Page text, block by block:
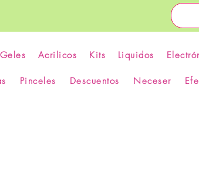
Geles Acrilicos Kits Liquidos
Pinceles Descuentos Neceser